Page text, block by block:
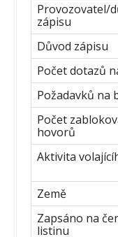
Provozovatel/
zápisu
Důvod zápisu
Počet dotazů
Požadavků na
Počet
hovorů
Aktivita
Země
Zapsáno na
listinu